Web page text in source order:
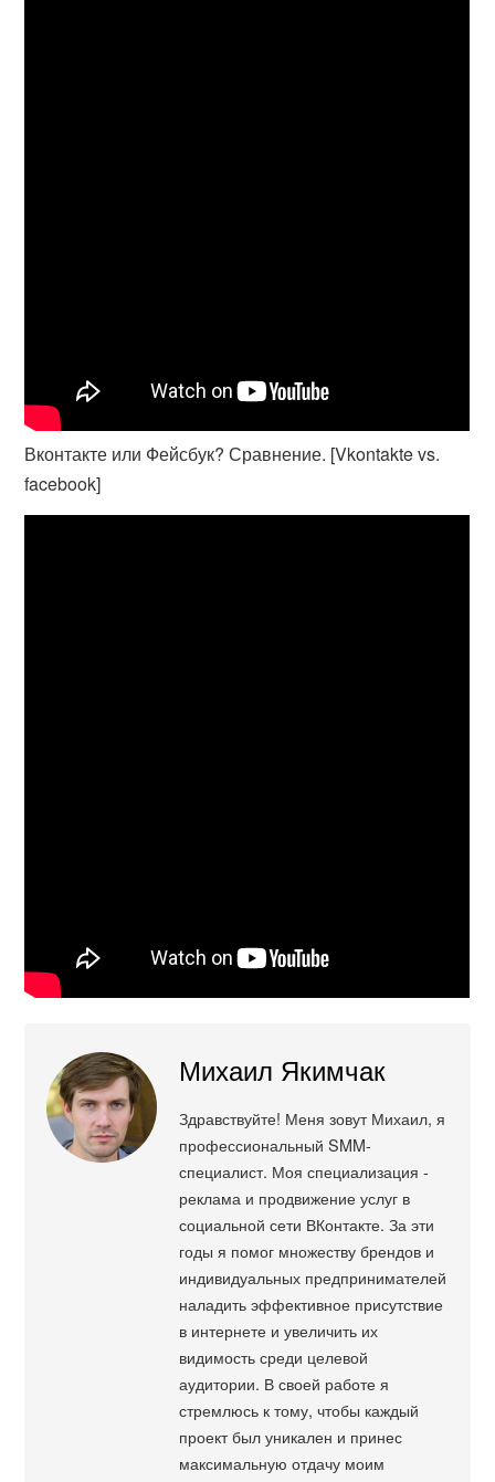
Вконтакте или Фейсбук? Сравнение. [Vkontakte vs.
facebook]
Михаил Якимчак
Здравствуйте! Меня зовут Михаил, я
профессиональный SMM-
специалист. Моя специализация -
реклама и продвижение услуг в
социальной сети ВКонтакте. За эти
годы я помог множеству брендов и
индивидуальных предпринимателей
наладить эффективное присутствие
в интернете и увеличить их
видимость среди целевой
аудитории. В своей работе я
стремлюсь к тому, чтобы каждый
проект был уникален и принес
максимальную отдачу моим